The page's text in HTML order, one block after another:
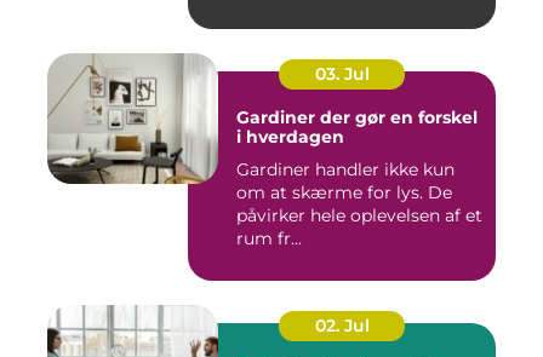
03. Jul
Gardiner der gør en forskel
i hverdagen
Gardiner handler ikke kun
om at skærme for lys. De
påvirker hele oplevelsen af et
rum fr...
02. Jul